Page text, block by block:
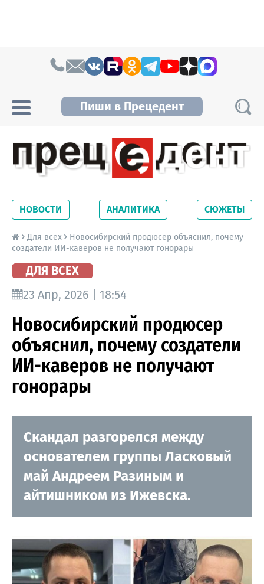
Пиши в Прецедент
Новосибирской области. Читайте свежие
новости на сайте сетевого издания
Precedent.
НОВОСТИ АНАЛИТИКА СЮЖЕТЫ
Для всех
Новосибирский продюсер объяснил, почему
создатели ИИ-каверов не получают гонорары
ДЛЯ ВСЕХ
23 Апр, 2026 | 18:54
Новосибирский продюсер
объяснил, почему создатели
ИИ-каверов не получают
гонорары
Скандал разгорелся между
основателем группы Ласковый
май Андреем Разиным и
айтишником из Ижевска.